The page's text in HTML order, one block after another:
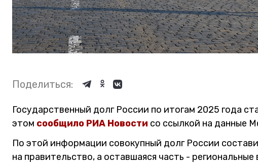
Поделиться:
Государственный долг России по итогам 2025 года
этом сообщило РИА Новости со ссылкой на данные
По этой информации совокупный долг России
на правительство, а оставшаяся часть -